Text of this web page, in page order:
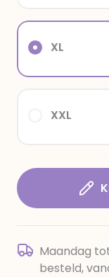
XXL
XL
Maandag
besteld,